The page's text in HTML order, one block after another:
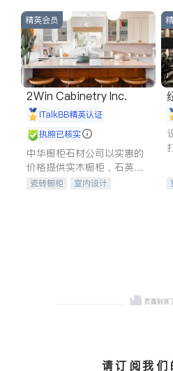
精英会员
2Win Cabinetry Inc.
iTalkBB精英认证
执照已核实
中华橱柜石材公司以实惠的
价格提供实木橱柜，石英石
台面，多种优质不锈钢水
瓷砖橱柜
室内设计
请订阅我们